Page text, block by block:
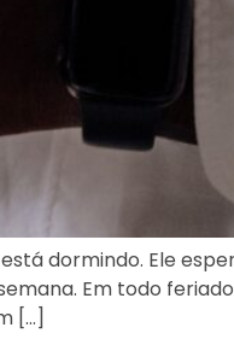
dormindo. Ele
Em todo
[…]